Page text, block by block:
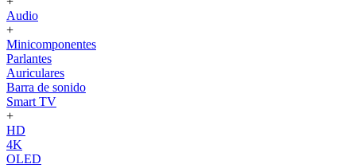
Audio
+
Minicomponentes
Parlantes
Auriculares
Barra de sonido
Smart TV
+
HD
4K
OLED